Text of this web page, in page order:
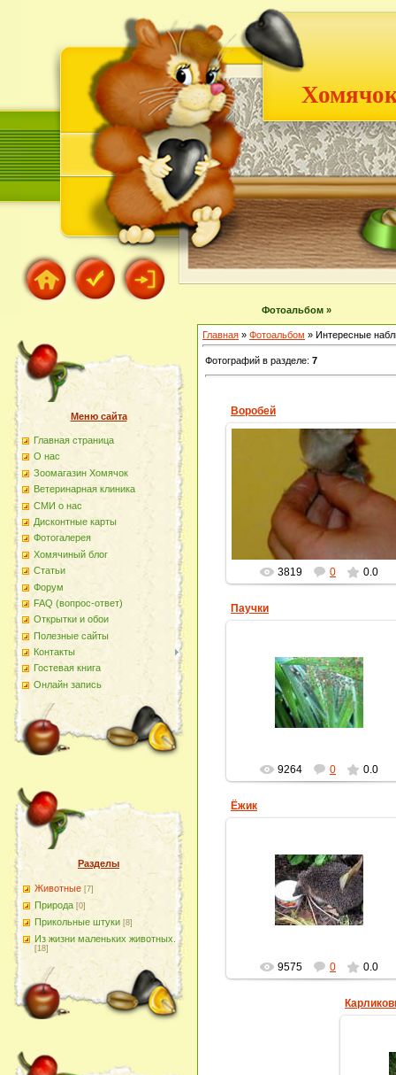
Фотоальбом »
Меню сайта
Главная страница
О наc
Зоомагазин Хомячок
Ветеринарная клиника
СМИ о нас
Дисконтные карты
Фотогалерея
Хомячиный блог
Статьи
Форум
FAQ (вопрос-ответ)
Открытки и обои
Полезные сайты
Контакты
Гостевая книга
Онлайн запись
Разделы
Животные [7]
Природа [0]
Прикольные штуки [8]
Из жизни маленьких животных.
[18]
Главная » Фотоальбом » Интересные
Фотографий в разделе: 7
Воробей
02.12.2015
Воробьи желторотики часто
зелетают к нам через
вентиляционную трубу.
homyachok-iko
3819 0 0.0
Паучки
09.04.2013
Будущая защита нашего урожая.
homyachok-iko
9264 0 0.0
Ёжик
09.04.2013
Ёжик пьёт молоко
homyachok-iko
9575 0 0.0